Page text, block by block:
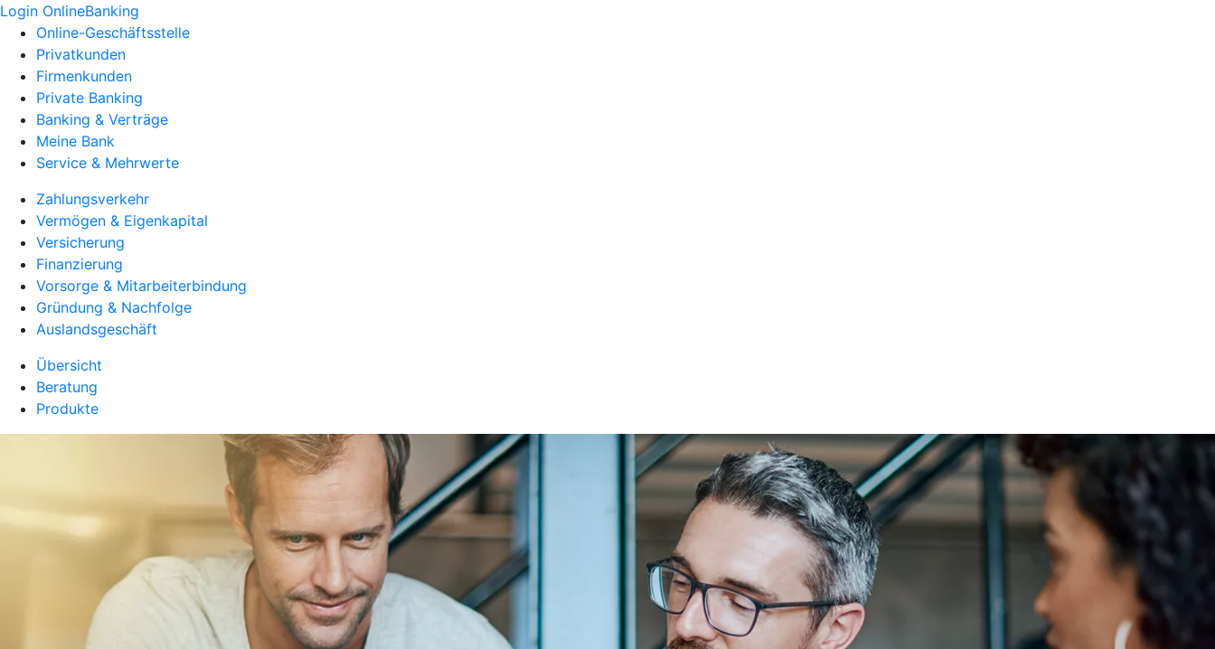
Login OnlineBanking
Online-Geschäftsstelle
Privatkunden
Firmenkunden
Private Banking
Banking & Verträge
Meine Bank
Service & Mehrwerte
Zahlungsverkehr
Vermögen & Eigenkapital
Versicherung
Finanzierung
Vorsorge & Mitarbeiterbindung
Gründung & Nachfolge
Auslandsgeschäft
Übersicht
Beratung
Produkte